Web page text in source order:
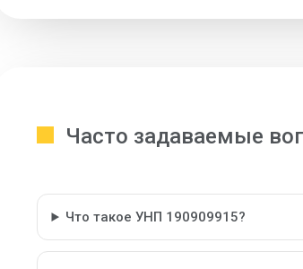
Часто задаваемые
Что такое УНП 190909915?